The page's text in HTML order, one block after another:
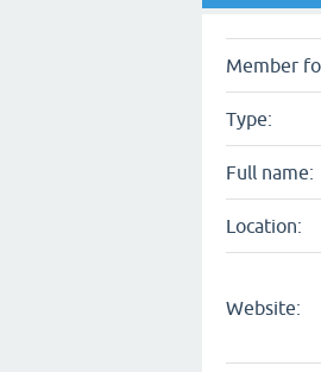
Member
Type:
Full name:
Location:
Website: